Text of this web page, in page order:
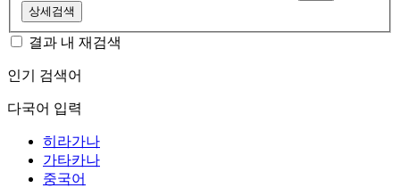
상세검색
결과 내 재검색
인기 검색어
다국어 입력
히라가나
가타카나
중국어